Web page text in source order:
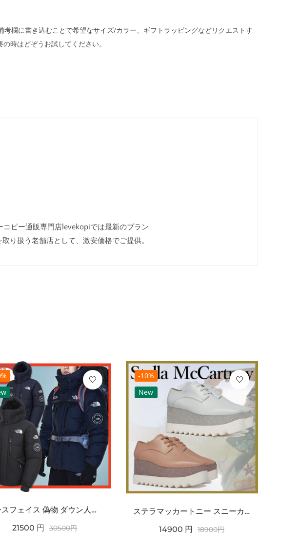
考欄に書き込むことで希望なサイズ/カラー、ギフトラッピングなどリクエストす
時はどぞうお試してください。
コピー通販専門店levekopiでは最新のブラン
り扱う老舗店として、激安価格でご提供。
ノースフェイス 偽物 ダウン人気【THE NORTH FACE】M\'S 7 SUMMIT HI...
21500 円 30500円
-10%
New
ステラマッカートニー スニーカー 偽物エリスグリッタープラットフォーム810038KP02717...
14900 円 18900円